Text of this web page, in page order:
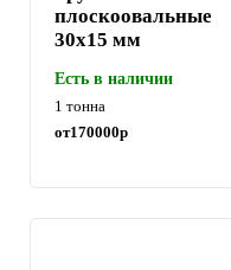
плоскоовальные
30х15 мм
Есть в наличии
1 тонна
от170000р